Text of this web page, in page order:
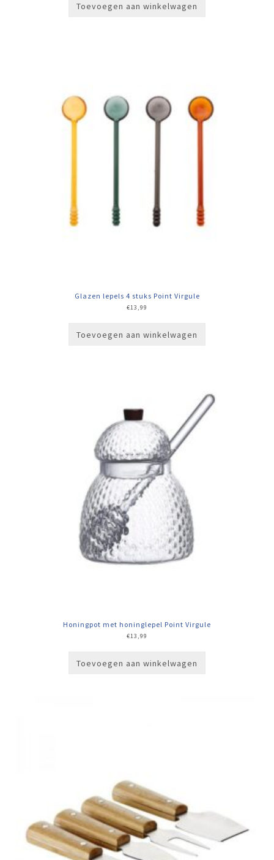
Toevoegen aan winkelwagen
Glazen lepels 4 stuks Point Virgule
€13,99
Toevoegen aan winkelwagen
Honingpot met honinglepel Point Virgule
€13,99
Toevoegen aan winkelwagen